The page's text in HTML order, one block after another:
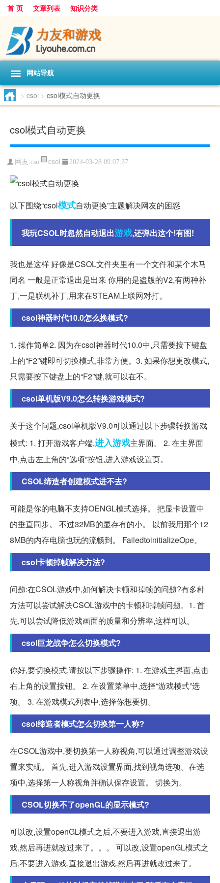
首 页 文章列表 知识分类
网站导航
> csol > csol模式自动更换
csol模式自动更换
网友:cso csol 2024-03-28 09:07:37
以下围绕“csol模式自动更换”主题解决网友的困惑
我玩CSOL时忽然自动退出游戏,还弹出这个!有图!
我也是这样 好像是CSOL文件夹里有一个文件和某个木马
同名 一般是正常退出是出来 你用的是盗版的V2,有两种补
丁,一是联机补丁,用来在STEAM上联网对打。
csol神器时代10.0怎么换模式?
1. 操作简单2. 因为在csol神器时代10.0中,只需要按下键盘
上的“F2”键即可切换模式,非常方便。3. 如果你想更改模式,
只需要按下键盘上的“F2”键,就可以在不。
csol单机版V9.0怎么转换游戏模式?
关于这个问题,csol单机版V9.0可以通过以下步骤转换游戏
模式: 1. 打开游戏客户端,进入游戏主界面。 2. 在主界面
中,点击左上角的“选项”按钮,进入游戏设置页。
CSOL缔造者创建模式进不去?
可能是你的电脑不支持OENGL模式选择。 把显卡设置中
的垂直同步。 不过32MB的显存有的小。 以前我用那个12
8MB的内存电脑也玩的流畅到。 FailedtoinitializeOpe。
csol卡顿掉帧解决方法?
问题:在CSOL游戏中,如何解决卡顿和掉帧的问题?有多种
方法可以尝试解决CSOL游戏中的卡顿和掉帧问题。1. 首
先,可以尝试降低游戏画面的质量和分辨率,这样可以。
csol巨龙战争怎么切换模式?
你好,要切换模式,请按以下步骤操作: 1. 在游戏主界面,点击
右上角的设置按钮。 2. 在设置菜单中,选择“游戏模式”选
项。 3. 在游戏模式列表中,选择你想要切。
csol缔造者模式怎么切换第一人称?
在CSOL游戏中,要切换第一人称视角,可以通过调整游戏设
置来实现。 首先,进入游戏设置界面,找到视角选项。在选
项中,选择第一人称视角并确认保存设置。 切换为。
CSOL切换不了openGL的显示模式?
可以改,设置openGL模式之后,不要进入游戏,直接退出游
戏,然后再进就改过来了。。。 可以改,设置openGL模式之
后,不要进入游戏,直接退出游戏,然后再进就改过来了。